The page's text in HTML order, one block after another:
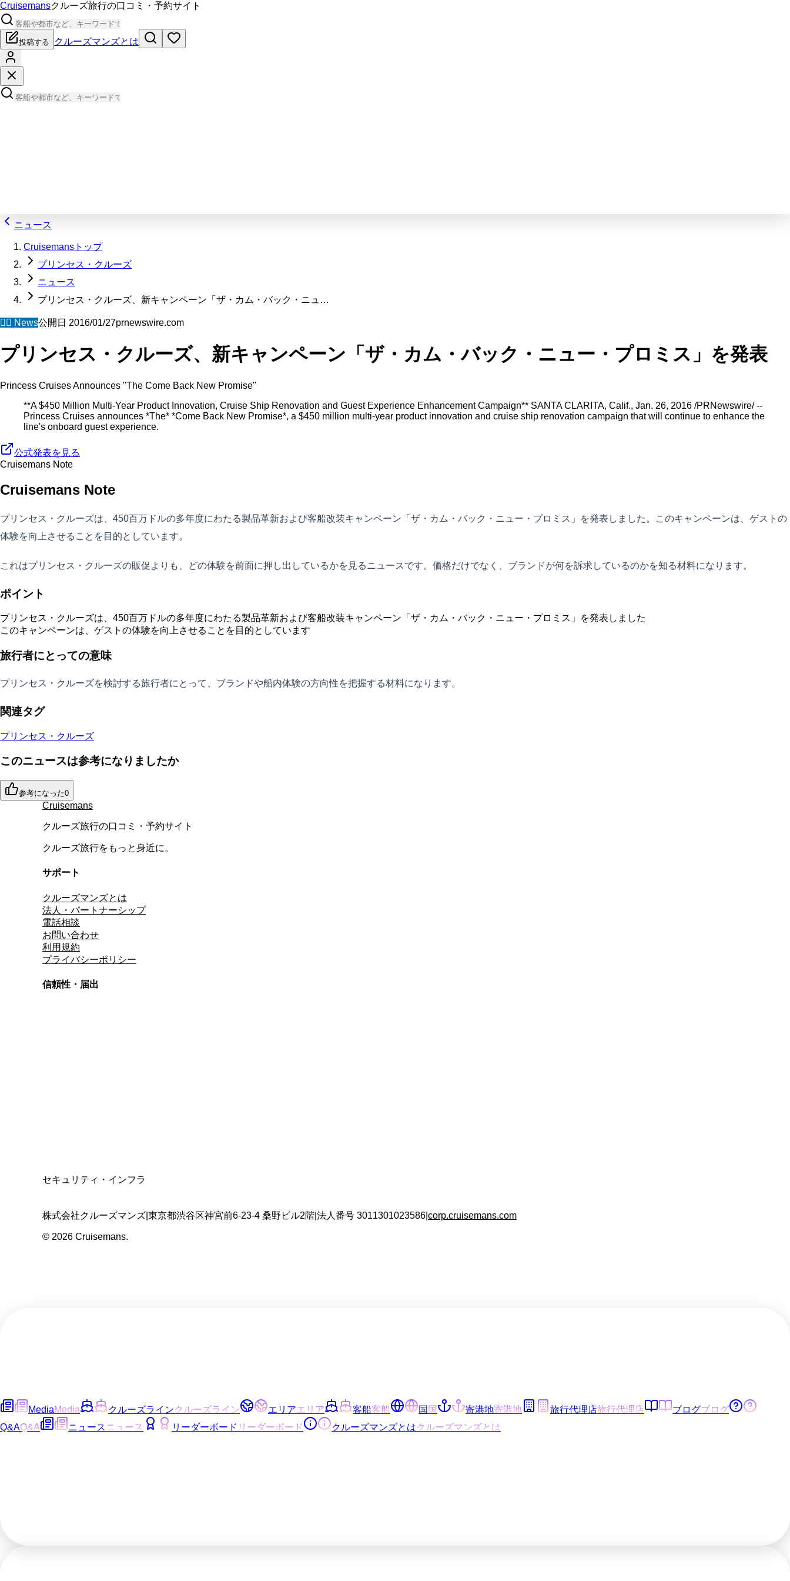
Cruisemansクルーズ旅行の口コミ・予約サイト
投稿する クルーズマンズとは
ニュース
Cruisemansトップ
プリンセス・クルーズ
ニュース
プリンセス・クルーズ、新キャンペーン「ザ・カム・バック・ニュ…
🧜‍♀️ News公開日 2016/01/27prnewswire.com
プリンセス・クルーズ、新キャンペーン「ザ・カム・バック・ニュー・プロミス」を発表
Princess Cruises Announces "The Come Back New Promise"
**A $450 Million Multi-Year Product Innovation, Cruise Ship Renovation and Guest Experience Enhancement Campaign** SANTA CLARITA, Calif., Jan. 26, 2016 /PRNewswire/ --
Princess Cruises announces *The* *Come Back New Promise*, a $450 million multi-year product innovation and cruise ship renovation campaign that will continue to enhance the
line's onboard guest experience.
公式発表を見る
Cruisemans Note
Cruisemans Note
プリンセス・クルーズは、450百万ドルの多年度にわたる製品革新および客船改装キャンペーン「ザ・カム・バック・ニュー・プロミス」を発表しました。このキャンペーンは、ゲストの
体験を向上させることを目的としています。
これはプリンセス・クルーズの販促よりも、どの体験を前面に押し出しているかを見るニュースです。価格だけでなく、ブランドが何を訴求しているのかを知る材料になります。
ポイント
プリンセス・クルーズは、450百万ドルの多年度にわたる製品革新および客船改装キャンペーン「ザ・カム・バック・ニュー・プロミス」を発表しました
このキャンペーンは、ゲストの体験を向上させることを目的としています
旅行者にとっての意味
プリンセス・クルーズを検討する旅行者にとって、ブランドや船内体験の方向性を把握する材料になります。
関連タグ
プリンセス・クルーズ
このニュースは参考になりましたか
参考になった0
Cruisemans
クルーズ旅行の口コミ・予約サイト
クルーズ旅行をもっと身近に。
サポート
クルーズマンズとは
法人・パートナーシップ
電話相談
お問い合わせ
利用規約
プライバシーポリシー
信頼性・届出
セキュリティ・インフラ
株式会社クルーズマンズ 東京都渋谷区神宮前6-23-4 桑野ビル2階 法人番号 3011301023586 corp.cruisemans.com
© 2026 Cruisemans.
MediaMedia クルーズラインクルーズライン エリアエリア 客船客船 国国 寄港地寄港地 旅行代理店旅行代理店 ブログブログ
Q&AQ&A ニュース ニュース リーダーボード リーダーボード クルーズマンズとはクルーズマンズとは